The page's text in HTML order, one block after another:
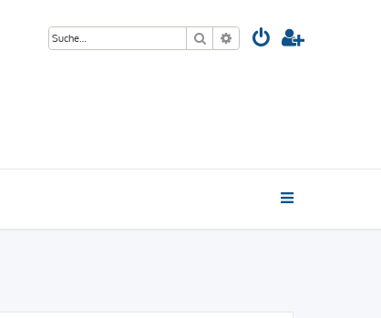
Suche Erweiterte Suche